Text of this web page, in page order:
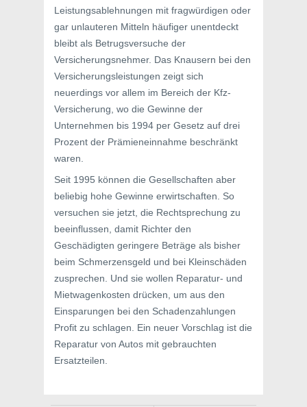
Leistungsablehnungen mit fragwürdigen oder
gar unlauteren Mitteln häufiger unentdeckt
bleibt als Betrugsversuche der
Versicherungsnehmer. Das Knausern bei den
Versicherungsleistungen zeigt sich
neuerdings vor allem im Bereich der Kfz-
Versicherung, wo die Gewinne der
Unternehmen bis 1994 per Gesetz auf drei
Prozent der Prämieneinnahme beschränkt
waren.
Seit 1995 können die Gesellschaften aber
beliebig hohe Gewinne erwirtschaften. So
versuchen sie jetzt, die Rechtsprechung zu
beeinflussen, damit Richter den
Geschädigten geringere Beträge als bisher
beim Schmerzensgeld und bei Kleinschäden
zusprechen. Und sie wollen Reparatur- und
Mietwagenkosten drücken, um aus den
Einsparungen bei den Schadenzahlungen
Profit zu schlagen. Ein neuer Vorschlag ist die
Reparatur von Autos mit gebrauchten
Ersatzteilen.